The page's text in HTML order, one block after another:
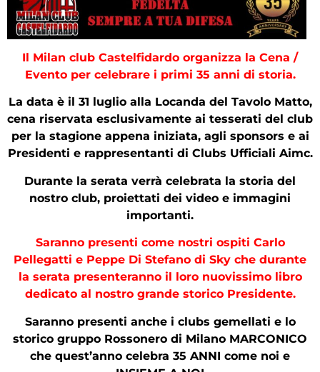
Il Milan club Castelfidardo organizza la Cena /
Evento per celebrare i primi 35 anni di storia.
La data è il 31 luglio alla Locanda del Tavolo Matto,
cena riservata esclusivamente ai tesserati del club
per la stagione appena iniziata, agli sponsors e ai
Presidenti e rappresentanti di Clubs Ufficiali Aimc.
Durante la serata verrà celebrata la storia del
nostro club, proiettati dei video e immagini
importanti.
Saranno presenti come nostri ospiti Carlo
Pellegatti e Peppe Di Stefano di Sky che durante
la serata presenteranno il loro nuovissimo libro
dedicato al nostro grande storico Presidente.
Saranno presenti anche i clubs gemellati e lo
storico gruppo Rossonero di Milano MARCONICO
che quest’anno celebra 35 ANNI come noi e